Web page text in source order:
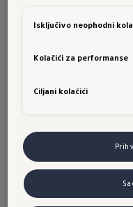
Cjenovnici
PODRŠKA
Sitemap
Declarations of
Isključivo neophodni
Kolačići za performanse
Ciljani kolačići